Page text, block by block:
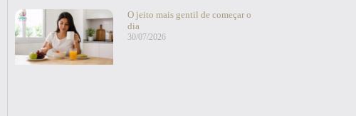
O jeito mais gentil de começar o
dia
30/07/2026